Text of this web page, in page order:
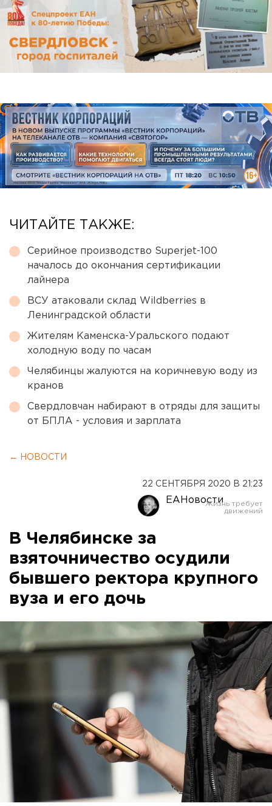
ЧИТАЙТЕ ТАКЖЕ:
Серийное производство Superjet-100
началось до окончания сертификации
лайнера
ВСУ атаковали склад Wildberries в
Ленинградской области
Жителям Каменска-Уральского подают
холодную воду по часам
Челябинцы жалуются на коричневую воду из
кранов
Свердловчан набирают в отряды для защиты
от БПЛА - условия и зарплата
← НОВОСТИ
22 СЕНТЯБРЯ 2020 В 21:23
ЕАНовости
В Челябинске за
взяточничество осудили
бывшего ректора крупного
вуза и его дочь